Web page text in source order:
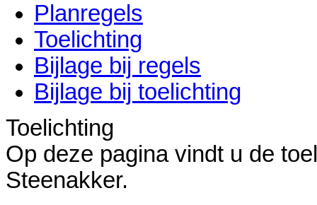
Planregels
Toelichting
Bijlage bij regels
Bijlage bij toelichting
Toelichting
Op deze pagina vindt u de
Steenakker.